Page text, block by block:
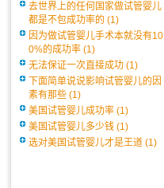
去世界上的任何国家做试管婴儿
都是不包成功率的 (1)
因为做试管婴儿手术本就没有10
0%的成功率 (1)
无法保证一次直接成功 (1)
下面简单说说影响试管婴儿的因
素有那些 (1)
美国试管婴儿成功率 (1)
美国试管婴儿多少钱 (1)
选对美国试管婴儿才是王道 (1)